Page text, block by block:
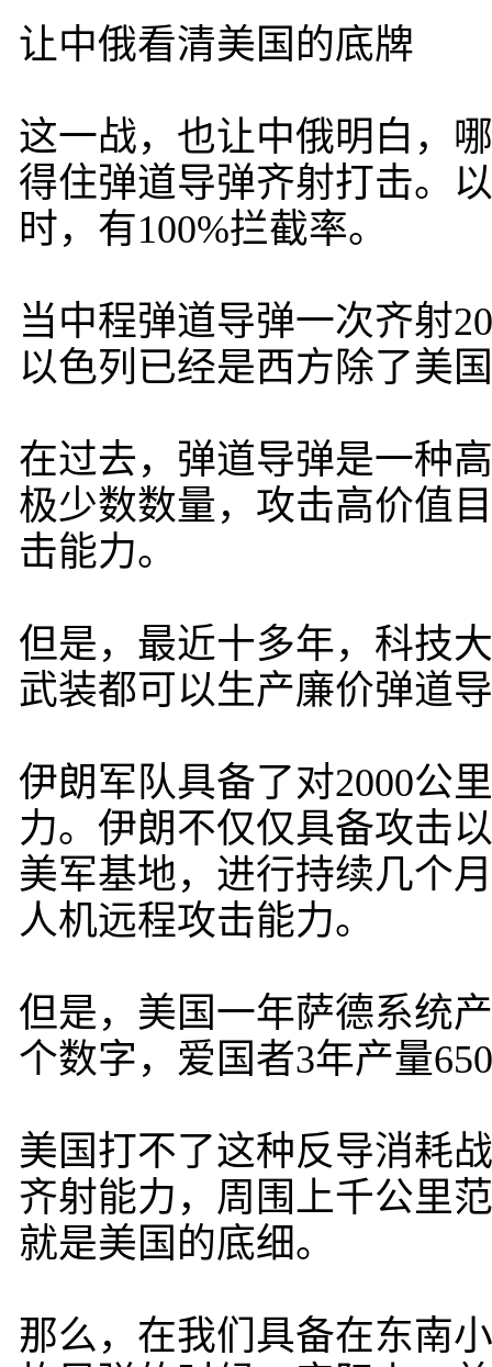
让中俄看清美国的底牌
这一战，也让中俄明白，
得住弹道导弹齐射打击。
时，有100%拦截率。
当中程弹道导弹一次齐射
以色列已经是西方除了美
在过去，弹道导弹是一种
极少数数量，攻击高价值
击能力。
但是，最近十多年，科技
武装都可以生产廉价弹道
伊朗军队具备了对2000公
力。伊朗不仅仅具备攻击
美军基地，进行持续几个
人机远程攻击能力。
但是，美国一年萨德系统
个数字，爱国者3年产量
美国打不了这种反导消耗
齐射能力，周围上千公里
就是美国的底细。
那么，在我们具备在东南